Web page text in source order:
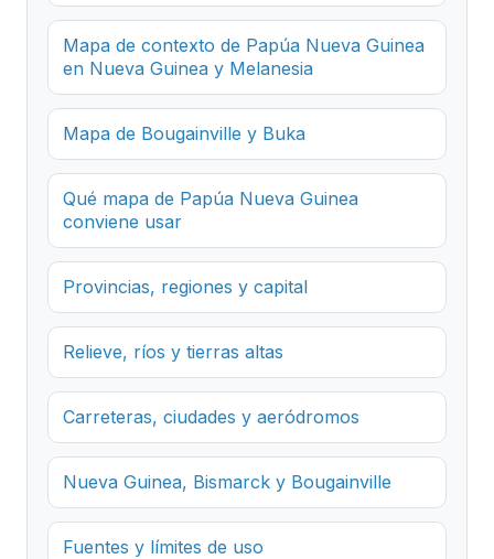
Mapa de contexto de Papúa Nueva Guinea
en Nueva Guinea y Melanesia
Mapa de Bougainville y Buka
Qué mapa de Papúa Nueva Guinea
conviene usar
Provincias, regiones y capital
Relieve, ríos y tierras altas
Carreteras, ciudades y aeródromos
Nueva Guinea, Bismarck y Bougainville
Fuentes y límites de uso